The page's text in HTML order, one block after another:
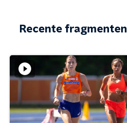
Recente fragmenten